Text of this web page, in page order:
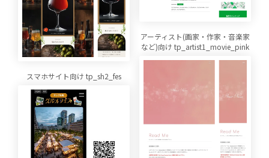
アーティスト(画家・作家・音楽家
など)向け tp_artist1_movie_pink
スマホサイト向け tp_sh2_fes